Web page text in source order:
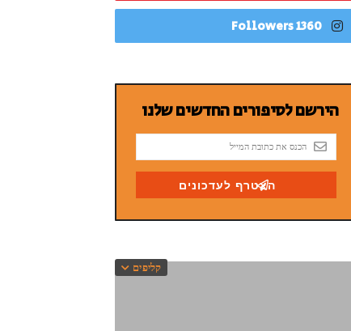
1360 Followers
קליפים